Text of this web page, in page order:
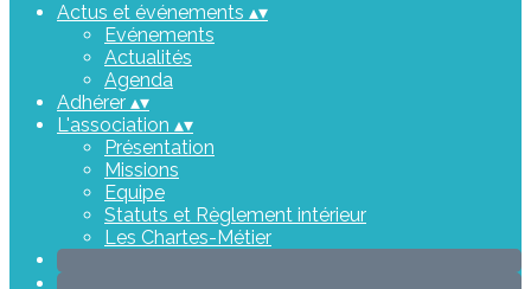
Actus et événements ▴▾
Evénements
Actualités
Agenda
Adhérer ▴▾
L'association ▴▾
Présentation
Missions
Equipe
Statuts et Règlement intérieur
Les Chartes-Métier